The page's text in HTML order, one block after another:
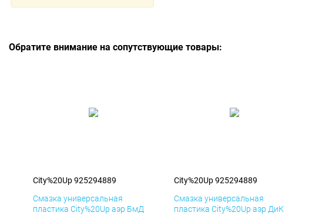
Обратите внимание на сопутствующие товары:
City%20Up 925294889
Смазка универсальная
пластика City%20Up аэр БмД
City%20Up 925294889
Смазка универсальная
пластика City%20Up аэр ДиК